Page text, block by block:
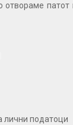
отвораме патот
лични податоци